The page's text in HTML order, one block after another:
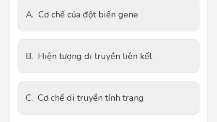
A. Cơ chế của đột biến gene
B. Hiện tượng di truyền liên kết
C. Cơ chế di truyền tính trạng